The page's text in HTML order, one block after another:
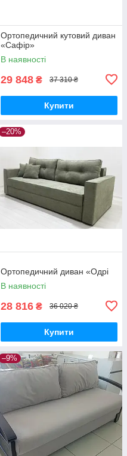
Ортопедичний кутовий диван
«Сафір»
В наявності
29 848 ₴ 37 310 ₴
Купити
–20%
Ортопедичний диван «Одрі
В наявності
28 816 ₴ 36 020 ₴
Купити
–9%